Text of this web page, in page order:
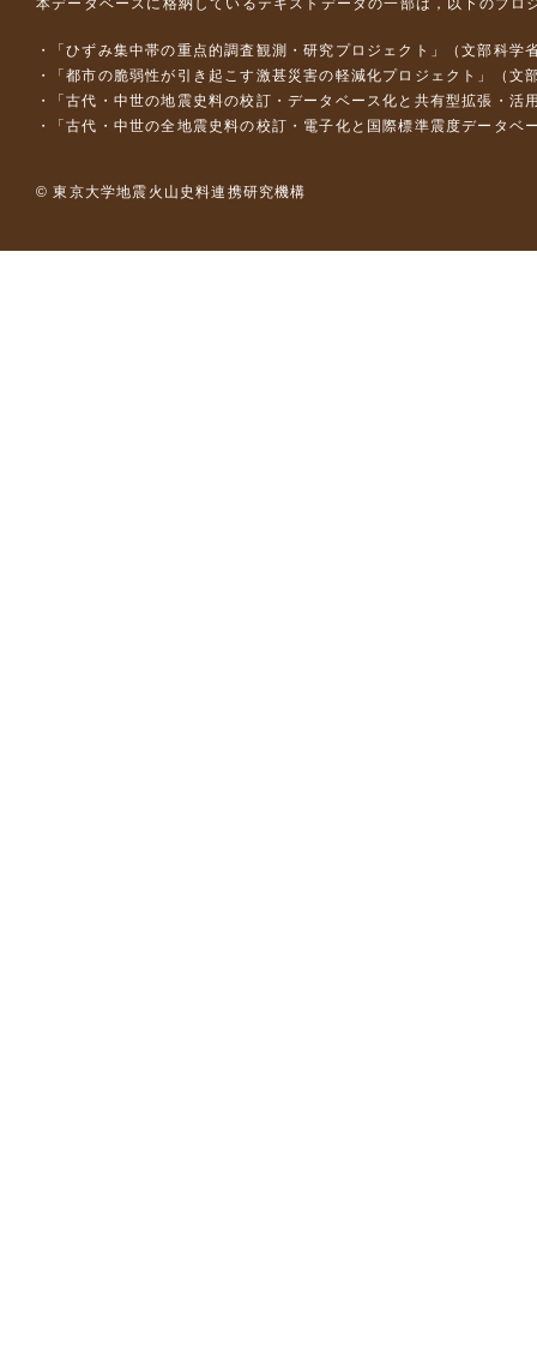
本データベースに格納しているテキストデータの一部は，以下のプロ
「ひずみ集中帯の重点的調査観測・研究プロジェクト」（文部科
「都市の脆弱性が引き起こす激甚災害の軽減化プロジェクト」（
「古代・中世の地震史料の校訂・データベース化と共有型拡張・
「古代・中世の全地震史料の校訂・電子化と国際標準震度データ
© 東京大学地震火山史料連携研究機構